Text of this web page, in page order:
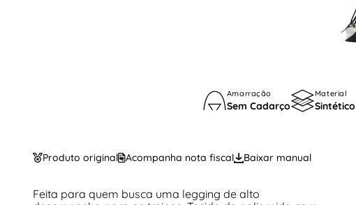
Amarração
Sem Cadarço
Material
Sintético
Produto original Acompanha nota fiscal Baixar manual
Feita para quem busca uma legging de alto